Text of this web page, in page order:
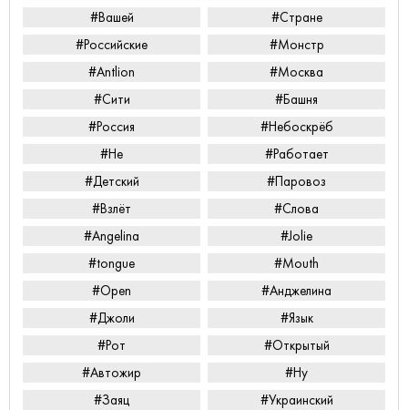
#Вашей
#Стране
#Российские
#Монстр
#Antlion
#Москва
#Сити
#Башня
#Россия
#Небоскрёб
#Не
#Работает
#Детский
#Паровоз
#Взлёт
#Слова
#Angelina
#Jolie
#tongue
#Mouth
#Open
#Анджелина
#Джоли
#Язык
#Рот
#Открытый
#Автожир
#Ну
#Заяц
#Украинский